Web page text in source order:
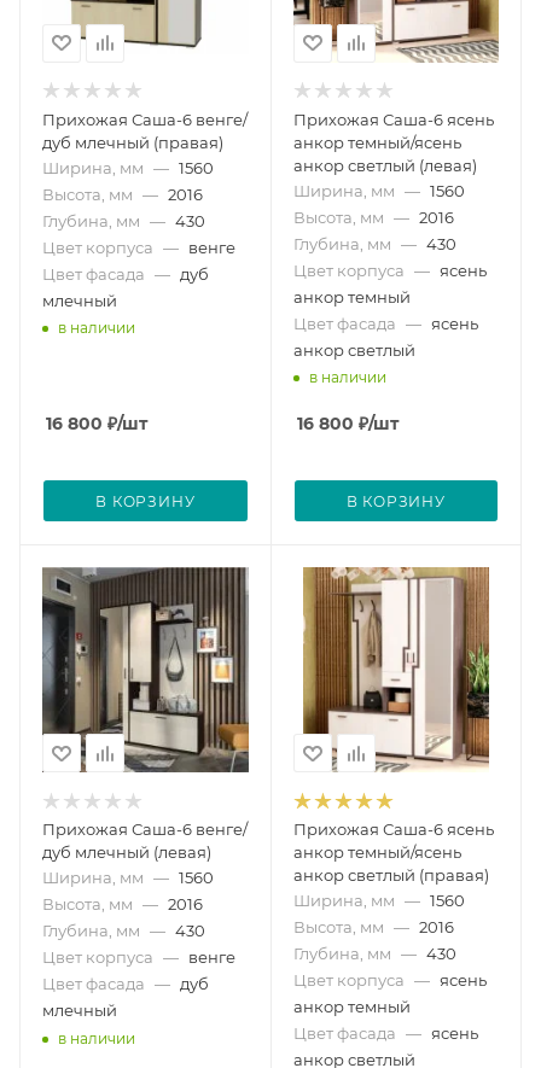
Прихожая Саша-6 венге/
дуб млечный (правая)
Ширина, мм — 1560
Высота, мм — 2016
Глубина, мм — 430
Цвет корпуса — венге
Цвет фасада — дуб
млечный
в наличии
16 800 ₽/шт
В КОРЗИНУ
Прихожая Саша-6 ясень
анкор темный/ясень
анкор светлый (левая)
Ширина, мм — 1560
Высота, мм — 2016
Глубина, мм — 430
Цвет корпуса — ясень
анкор темный
Цвет фасада — ясень
анкор светлый
в наличии
16 800 ₽/шт
В КОРЗИНУ
Прихожая Саша-6 венге/
дуб млечный (левая)
Ширина, мм — 1560
Высота, мм — 2016
Глубина, мм — 430
Цвет корпуса — венге
Цвет фасада — дуб
млечный
в наличии
Прихожая Саша-6 ясень
анкор темный/ясень
анкор светлый (правая)
Ширина, мм — 1560
Высота, мм — 2016
Глубина, мм — 430
Цвет корпуса — ясень
анкор темный
Цвет фасада — ясень
анкор светлый